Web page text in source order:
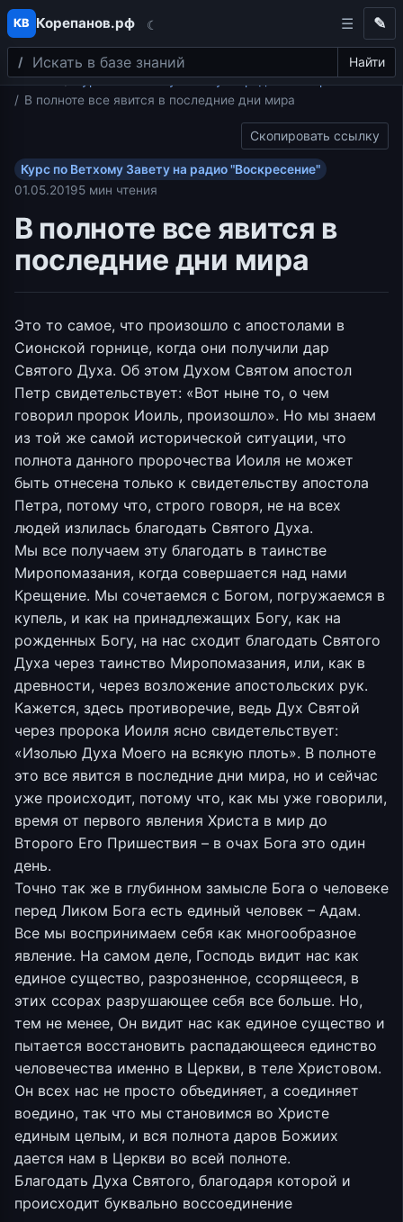
Перейти к содержимому
КВ Корепанов.рф ☾
Поиск Найти
✎
Главная
Курс по Ветхому Завету на радио "Воскресение"
В полноте все явится в последние дни мира
Скопировать ссылку
Курс по Ветхому Завету на радио "Воскресение"
01.05.20195 мин чтения
В полноте все явится в
последние дни мира
Это то самое, что произошло с апостолами в
Сионской горнице, когда они получили дар
Святого Духа. Об этом Духом Святом апостол
Петр свидетельствует: «Вот ныне то, о чем
говорил пророк Иоиль, произошло». Но мы знаем
из той же самой исторической ситуации, что
полнота данного пророчества Иоиля не может
быть отнесена только к свидетельству апостола
Петра, потому что, строго говоря, не на всех
людей излилась благодать Святого Духа.
Мы все получаем эту благодать в таинстве
Миропомазания, когда совершается над нами
Крещение. Мы сочетаемся с Богом, погружаемся в
купель, и как на принадлежащих Богу, как на
рожденных Богу, на нас сходит благодать Святого
Духа через таинство Миропомазания, или, как в
древности, через возложение апостольских рук.
Кажется, здесь противоречие, ведь Дух Святой
через пророка Иоиля ясно свидетельствует:
«Изолью Духа Моего на всякую плоть». В полноте
это все явится в последние дни мира, но и сейчас
уже происходит, потому что, как мы уже говорили,
время от первого явления Христа в мир до
Второго Его Пришествия – в очах Бога это один
день.
Точно так же в глубинном замысле Бога о человеке
перед Ликом Бога есть единый человек – Адам.
Все мы воспринимаем себя как многообразное
явление. На самом деле, Господь видит нас как
единое существо, разрозненное, ссорящееся, в
этих ссорах разрушающее себя все больше. Но,
тем не менее, Он видит нас как единое существо и
пытается восстановить распадающееся единство
человечества именно в Церкви, в теле Христовом.
Он всех нас не просто объединяет, а соединяет
воедино, так что мы становимся во Христе
единым целым, и вся полнота даров Божиих
дается нам в Церкви во всей полноте.
Благодать Духа Святого, благодаря которой и
происходит буквально воссоединение